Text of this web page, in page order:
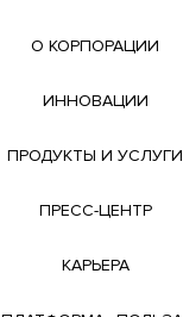
О КОРПОРАЦИИ
ИННОВАЦИИ
ПРОДУКТЫ И УСЛУГИ
ПРЕСС-ЦЕНТР
КАРЬЕРА